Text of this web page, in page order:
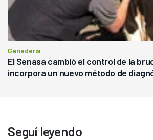
Ganadería
El Senasa cambió el control de la
incorpora un nuevo método de
Seguí leyendo